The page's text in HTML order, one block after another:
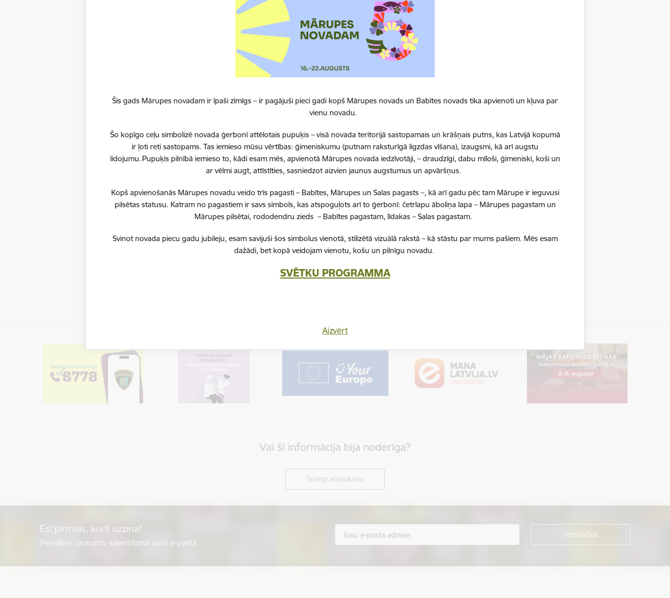
Šis gads Mārupes novadam ir īpaši zīmīgs – ir pagājuši pieci gadi kopš Mārupes novads un Babītes novads tika apvienoti un kļuva par
vienu novadu.
Šo kopīgo ceļu simbolizē novada ģerbonī attēlotais pupuķis – visā novada teritorijā sastopamais un krāšņais putns, kas Latvijā kopumā
ir ļoti reti sastopams. Tas iemieso mūsu vērtības: ģimeniskumu (putnam raksturīgā ligzdas vīšana), izaugsmi, kā arī augstu
lidojumu. Pupuķis pilnībā iemieso to, kādi esam mēs, apvienotā Mārupes novada iedzīvotāji, – draudzīgi, dabu mīloši, ģimeniski, koši un
ar vēlmi augt, attīstīties, sasniedzot aizvien jaunus augstumus un apvāršņus.
Kopš apvienošanās Mārupes novadu veido trīs pagasti – Babītes, Mārupes un Salas pagasts –, kā arī gadu pēc tam Mārupe ir ieguvusi
pilsētas statusu. Katram no pagastiem ir savs simbols, kas atspoguļots arī to ģerbonī: četrlapu āboliņa lapa – Mārupes pagastam un
Mārupes pilsētai, rododendru zieds – Babītes pagastam, līdakas – Salas pagastam.
Svinot novada piecu gadu jubileju, esam savijuši šos simbolus vienotā, stilizētā vizuālā rakstā – kā stāstu par mums pašiem. Mēs esam
dažādi, bet kopā veidojam vienotu, košu un pilnīgu novadu.
SVĒTKU PROGRAMMA
Aizvērt
Saistītas tēmas
Vai šī informācija bija noderīga?
Sniegt atsauksmi
Esi pirmais, kurš uzzina!
Piesakies jaunumu saņemšanai savā e-pastā.